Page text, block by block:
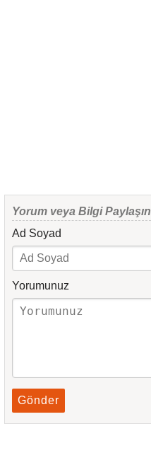
Yorum veya Bilgi Paylaşın
Ad Soyad
Yorumunuz
Gönder